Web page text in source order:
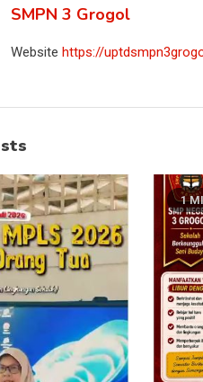
SMPN 3 Grogol
Website https://
1